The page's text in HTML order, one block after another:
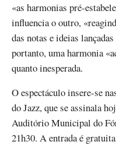
«as harmonias pré-
influencia o outro,
das notas e ideias
portanto, uma harmonia
quanto inesperada.
O espectáculo insere-se
do Jazz, que se assinala
Auditório Municipal do
21h30. A entrada é